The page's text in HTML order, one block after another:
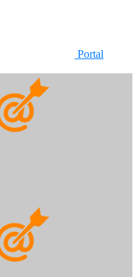
Portal